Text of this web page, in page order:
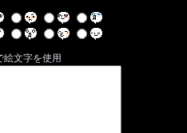
絵文字を使用